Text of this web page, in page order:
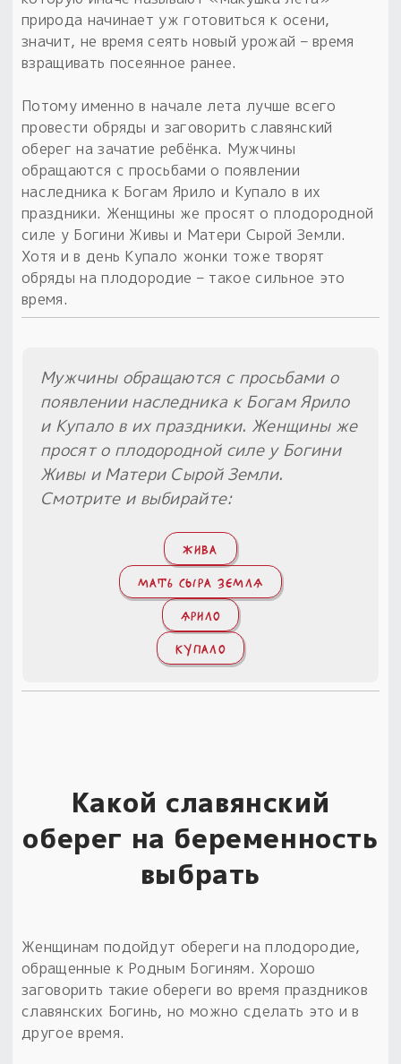
природа начинает уж готовиться к осени,
значит, не время сеять новый урожай – время
взращивать посеянное ранее.
Потому именно в начале лета лучше всего
провести обряды и заговорить славянский
оберег на зачатие ребёнка. Мужчины
обращаются с просьбами о появлении
наследника к Богам Ярило и Купало в их
праздники. Женщины же просят о плодородной
силе у Богини Живы и Матери Сырой Земли.
Хотя и в день Купало жонки тоже творят
обряды на плодородие – такое сильное это
время.
Мужчины обращаются с просьбами о
появлении наследника к Богам Ярило
и Купало в их праздники. Женщины же
просят о плодородной силе у Богини
Живы и Матери Сырой Земли.
Смотрите и выбирайте:
ЖИВА
МАТЬ СЫРА ЗЕМЛЯ
ЯРИЛО
КУПАЛО
Какой славянский
оберег на беременность
выбрать
Женщинам подойдут обереги на плодородие,
обращенные к Родным Богиням. Хорошо
заговорить такие обереги во время праздников
славянских Богинь, но можно сделать это и в
другое время.